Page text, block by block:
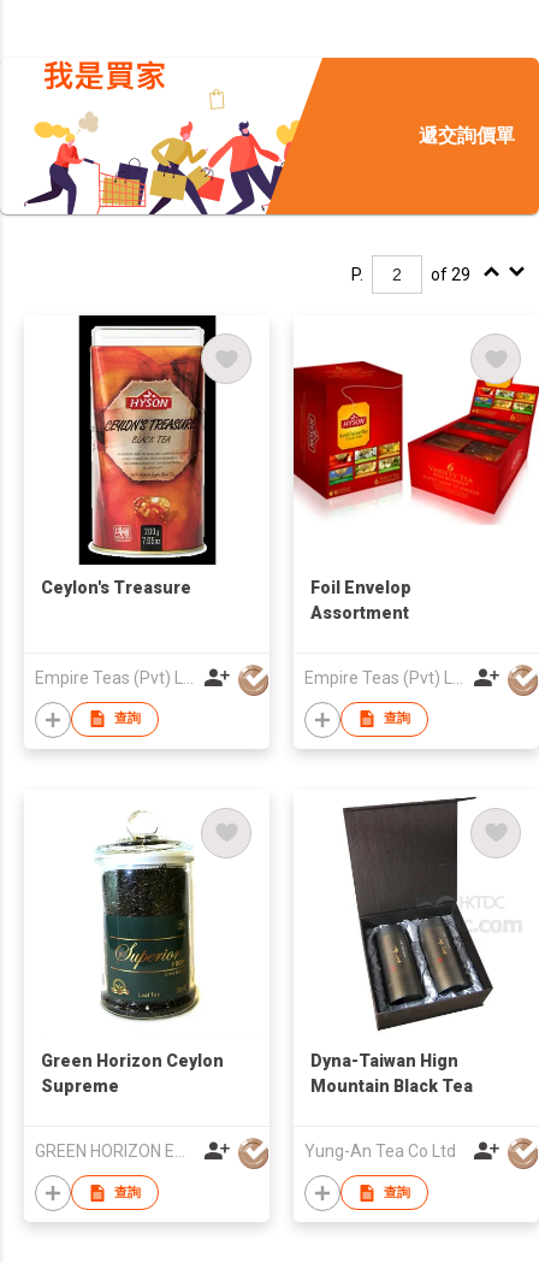
遞交詢價單
P. of 29
Ceylon's Treasure
查詢
Foil Envelop
Assortment
查詢
Green Horizon Ceylon
Supreme
查詢
Dyna-Taiwan Hign
Mountain Black Tea
Yung-An Tea Co Ltd
查詢